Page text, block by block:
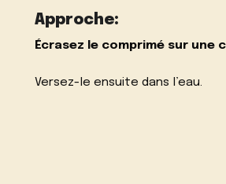
Approche:
Écrasez le comprimé sur une
Versez-le ensuite dans l’eau.